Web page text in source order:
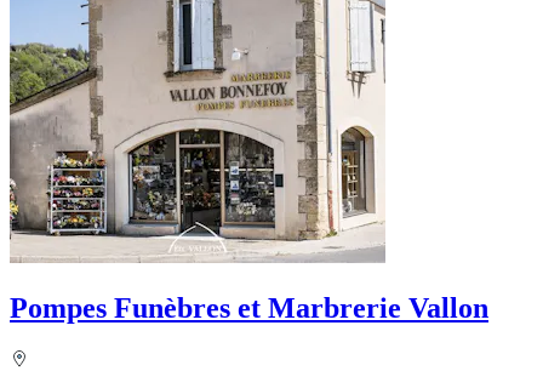
Pompes Funèbres et Marbrerie Vallon